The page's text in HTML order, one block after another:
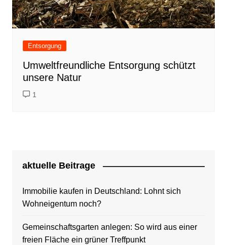
Entsorgung
Umweltfreundliche Entsorgung schützt
unsere Natur
1
aktuelle Beitrage
Immobilie kaufen in Deutschland: Lohnt sich
Wohneigentum noch?
Gemeinschaftsgarten anlegen: So wird aus einer
freien Fläche ein grüner Treffpunkt